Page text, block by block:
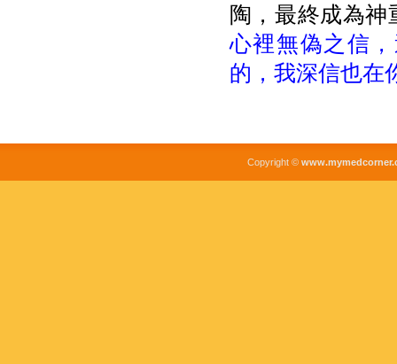
陶，最終成為
心裡無偽之信
的，我深信也在
Copyright ©